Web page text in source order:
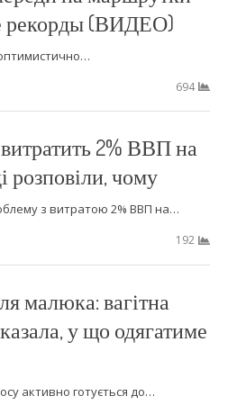
рекорды (ВИДЕО)
694
2% ВВП на
розповіли, чому
з витратою 2% ВВП на…
192
малюка: вагітна
у що одягатиме
активно готується до…